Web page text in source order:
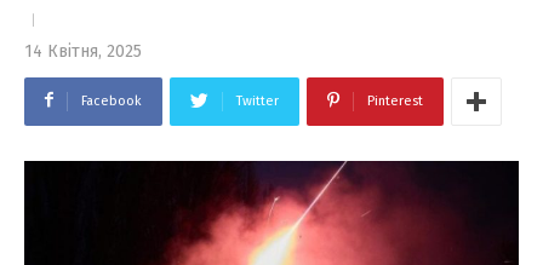
14 Квітня, 2025
Facebook Twitter Pinterest